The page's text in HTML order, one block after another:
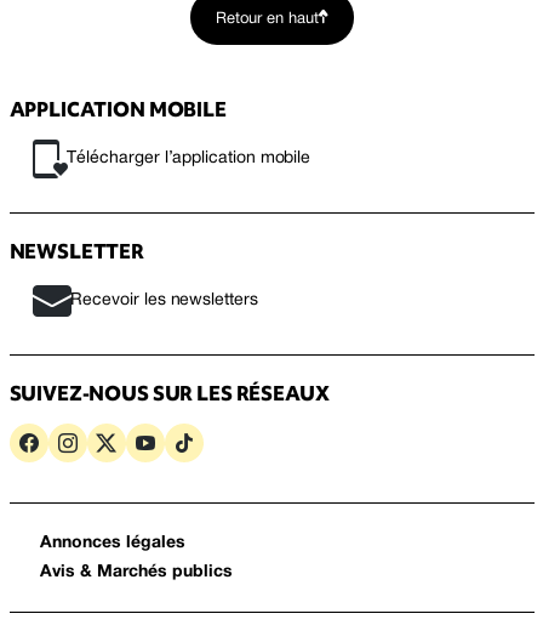
Retour en haut
APPLICATION MOBILE
Télécharger l’application mobile
NEWSLETTER
Recevoir les newsletters
SUIVEZ-NOUS SUR LES RÉSEAUX
Annonces légales
Avis & Marchés publics